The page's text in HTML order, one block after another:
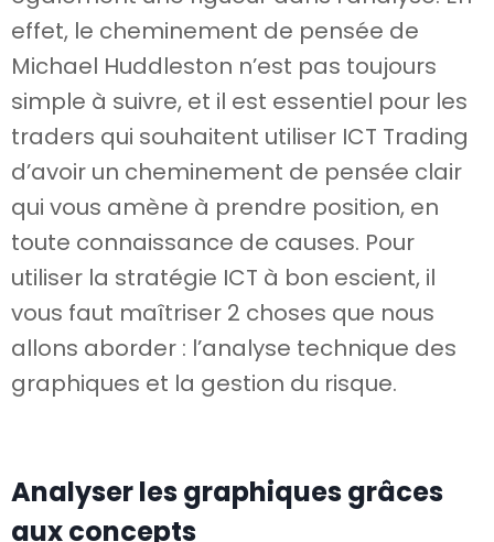
effet, le cheminement de pensée de
Michael Huddleston n’est pas toujours
simple à suivre, et il est essentiel pour les
traders qui souhaitent utiliser ICT Trading
d’avoir un cheminement de pensée clair
qui vous amène à prendre position, en
toute connaissance de causes. Pour
utiliser la stratégie ICT à bon escient, il
vous faut maîtriser 2 choses que nous
allons aborder : l’analyse technique des
graphiques et la gestion du risque.
Analyser les graphiques grâces
aux concepts